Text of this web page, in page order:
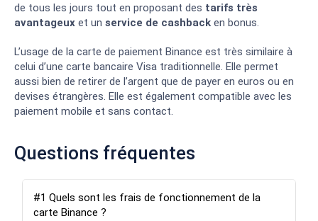
de tous les jours tout en proposant des tarifs très
avantageux et un service de cashback en bonus.
L’usage de la carte de paiement Binance est très similaire à
celui d’une carte bancaire Visa traditionnelle. Elle permet
aussi bien de retirer de l’argent que de payer en euros ou en
devises étrangères. Elle est également compatible avec les
paiement mobile et sans contact.
Questions fréquentes
#1 Quels sont les frais de fonctionnement de la
carte Binance ?